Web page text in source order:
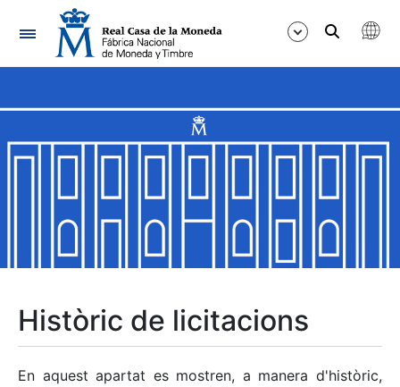
Navegació
Mostra/Amaga
Mostra/Amaga
Mostra/Amaga
Històric de licitacions
En aquest apartat es mostren, a manera d'històric,